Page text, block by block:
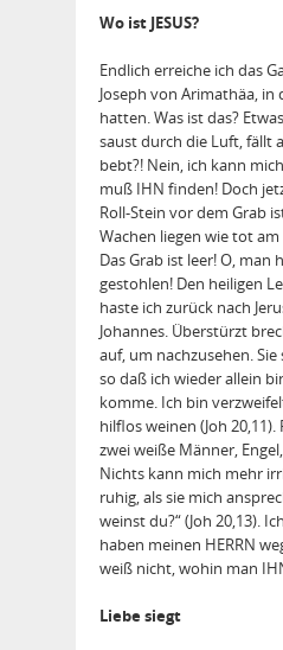
Wo ist JESUS?
Endlich erreiche ich das
Joseph von Arimathäa, in
hatten. Was ist das?
saust durch die Luft, fällt
bebt?! Nein, ich kann
muß IHN finden! Doch
Roll-Stein vor dem Grab
Wachen liegen wie tot am
Das Grab ist leer! O, man
gestohlen! Den heiligen
haste ich zurück nach
Johannes. Überstürzt
auf, um nachzusehen.
so daß ich wieder allein
komme. Ich bin
hilflos weinen (Joh 20,11).
zwei weiße Männer,
Nichts kann mich mehr
ruhig, als sie mich
weinst du?“ (Joh 20,13).
haben meinen HERRN
weiß nicht, wohin man
Liebe siegt